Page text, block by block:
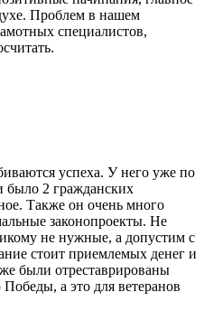
Проблем в нашем
специалистов,
успеха. У него уже по
2 гражданских
Также он очень много
законопроекты. Не
не нужные, а допустим с
стоит приемлемых денег и
были отреставрированы
а это для ветеранов